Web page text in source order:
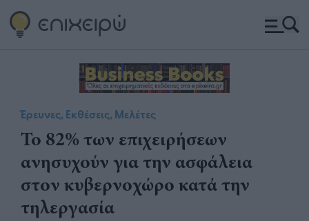
Έρευνες, Εκθέσεις, Μελέτες
Το 82% των επιχειρήσεων
ανησυχούν για την ασφάλεια
στον κυβερνοχώρο κατά την
τηλεργασία